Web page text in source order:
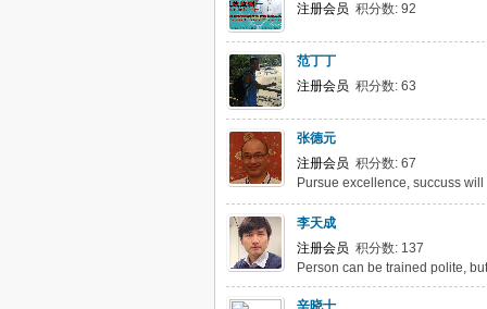
注册会员 积分数: 92
范丁丁
注册会员 积分数: 63
张德元
注册会员 积分数: 67
Pursue excellence, succuss
李天成
注册会员 积分数: 137
Person can be trained polite,
辛晓十